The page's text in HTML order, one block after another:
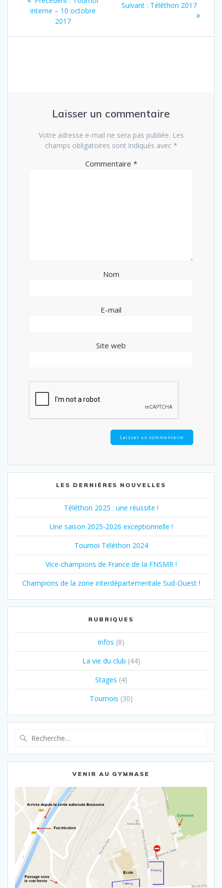
l’article
précédent
interne – 10 octobre
2017
Suivant : Article
Téléthon 2017
Laisser un commentaire
Votre adresse e-mail ne sera pas publiée. Les
champs obligatoires sont indiqués avec *
Commentaire *
Nom
E-mail
Site web
LES DERNIÈRES NOUVELLES
Téléthon 2025 : une réussite !
Une saison 2025-2026 exceptionnelle !
Tournoi Téléthon 2024
Vice-champions de France de la FNSMR !
Champions de la zone interdépartementale Sud-Ouest !
RUBRIQUES
Infos (8)
La vie du club (44)
Stages (4)
Tournois (30)
:
VENIR AU GYMNASE